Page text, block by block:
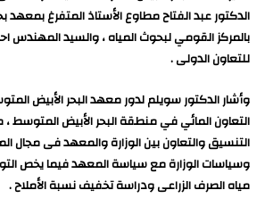
الدكتور عبد الفتاح مطاوع الأستاذ المتفرغ بمعهد
بالمركز القومي لبحوث المياه ، والسيد المهندس
للتعاون الدولى .
وأشار الدكتور سويلم لدور معهد البحر الأبيض
التعاون المائي في منطقة البحر الأبيض
التنسيق والتعاون بين الوزارة والمعهد فى مجال
وسياسات الوزارة مع سياسة المعهد فيما يخص
مياه الصرف الزراعى ودراسة تخفيف نسبة الأملاح .